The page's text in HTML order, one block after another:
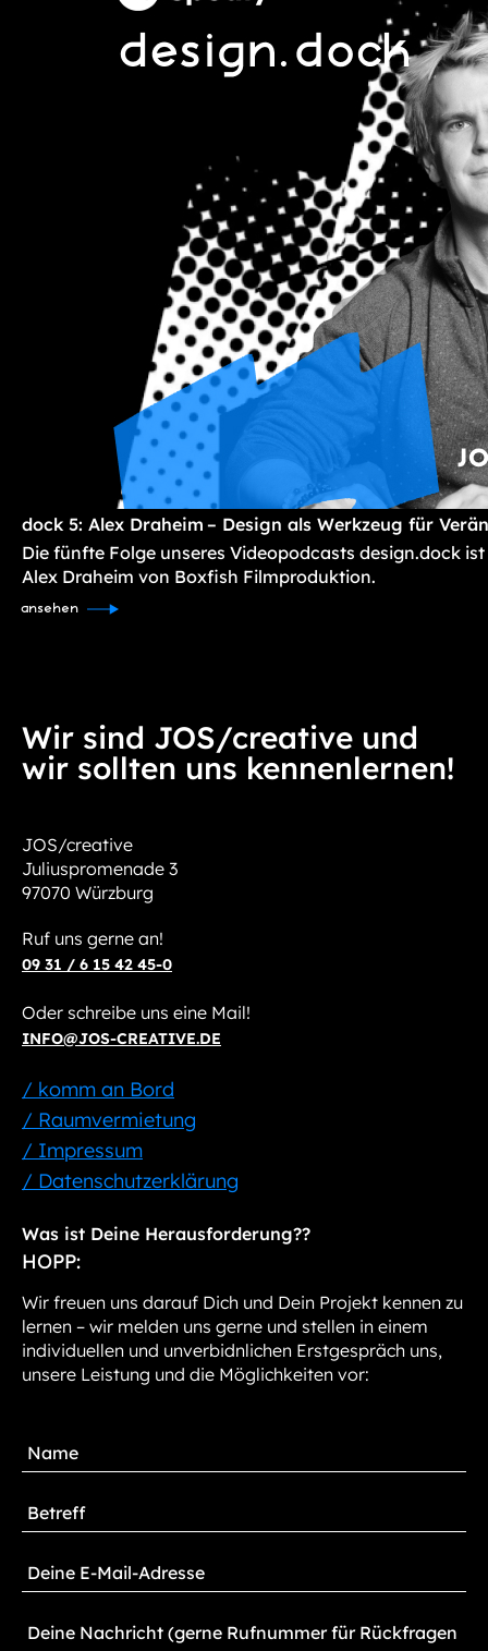
dock 5: Alex Draheim – Design als Werkzeug für
Die fünfte Folge unseres Videopodcasts design.dock
Alex Draheim von Boxfish Filmproduktion.
ansehen
Wir sind JOS/creative und
wir sollten uns kennenlernen!
JOS/creative
Juliuspromenade 3
97070 Würzburg
Ruf uns gerne an!
09 31 / 6 15 42 45-0
Oder schreibe uns eine Mail!
INFO@JOS-CREATIVE.DE
/ komm an Bord
/ Raumvermietung
/ Impressum
/ Datenschutzerklärung
Was ist Deine Herausforderung??
HOPP:
Wir freuen uns darauf Dich und Dein Projekt kennen zu
lernen – wir melden uns gerne und stellen in einem
individuellen und unverbidnlichen Erstgespräch uns,
unsere Leistung und die Möglichkeiten vor: